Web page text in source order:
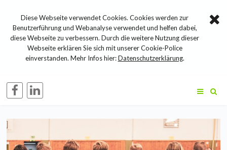
Diese Webseite verwendet Cookies. Cookies werden zur
Benutzerführung und Webanalyse verwendet und helfen dabei,
diese Webseite zu verbessern. Durch die weitere Nutzung dieser
Webseite erklären Sie sich mit unserer Cookie-Police
einverstanden. Mehr Infos hier:Datenschutzerklärung.